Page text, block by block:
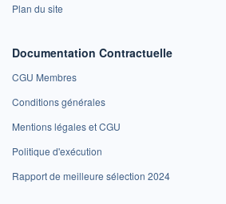
Plan du site
Documentation Contractuelle
CGU Membres
Conditions générales
Mentions légales et CGU
Politique d'exécution
Rapport de meilleure sélection 2024